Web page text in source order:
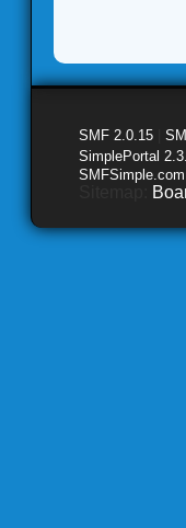
SMF 2.0.15
SimplePortal